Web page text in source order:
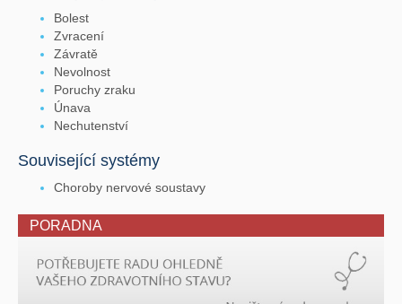
Bolest
Zvracení
Závratě
Nevolnost
Poruchy zraku
Únava
Nechutenství
Související systémy
Choroby nervové soustavy
PORADNA